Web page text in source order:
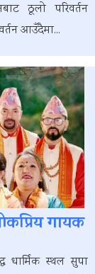
ठूलो परिवर्तन
आउँदैमा...
गायक
धार्मिक स्थल सुपा